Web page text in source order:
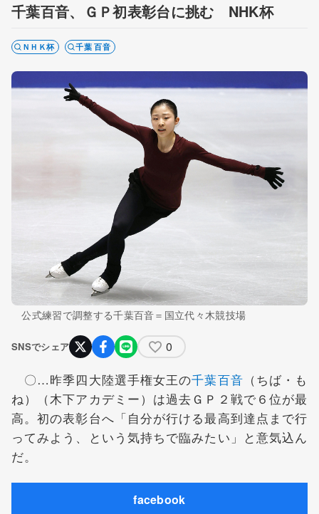
千葉百音、ＧＰ初表彰台に挑む NHK杯
ＮＨＫ杯 千葉 百音
公式練習で調整する千葉百音＝国立代々木競技場
SNSでシェア 0
〇…昨季四大陸選手権女王の千葉百音 （ちば・も
ね）（木下アカデミー）は過去ＧＰ２戦で６位が最
高。初の表彰台へ「自分が行ける最高到達点まで行
ってみよう、という気持ちで臨みたい」と意気込ん
だ。
facebook